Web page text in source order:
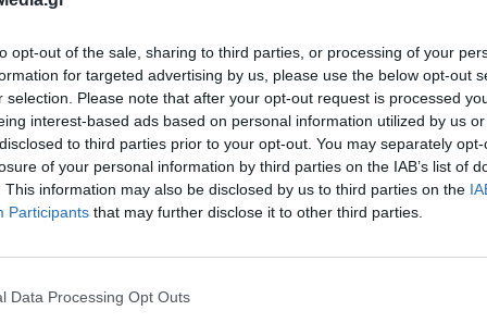
opt-out of the sale, sharing to third parties, or processing of your
for targeted advertising by us, please use the below opt-out
selection. Please note that after your opt-out request is processed
interest-based ads based on personal information utilized by us
to third parties prior to your opt-out. You may separately
of your personal information by third parties on the IAB’s list of
This information may also be disclosed by us to third parties on the
Participants that may further disclose it to other third parties.
Data Processing Opt Outs
τονΑντιπεριφερειάρχη Π.Ε. Τρικάλων
το επίπεδο της οδικής ασφάλειας στο
αρμοδιότητάς μας, στην Περιφερειακή